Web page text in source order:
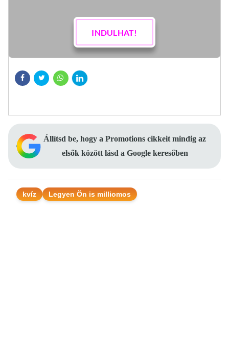
Állítsd be, hogy a Promotions cikkeit mindig az
elsők között lásd a Google keresőben
kvíz Legyen Ön is milliomos